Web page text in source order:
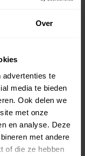
Over
advertenties te
media te bieden
Ook delen we
met onze
en analyse. Deze
met andere
of die ze hebben